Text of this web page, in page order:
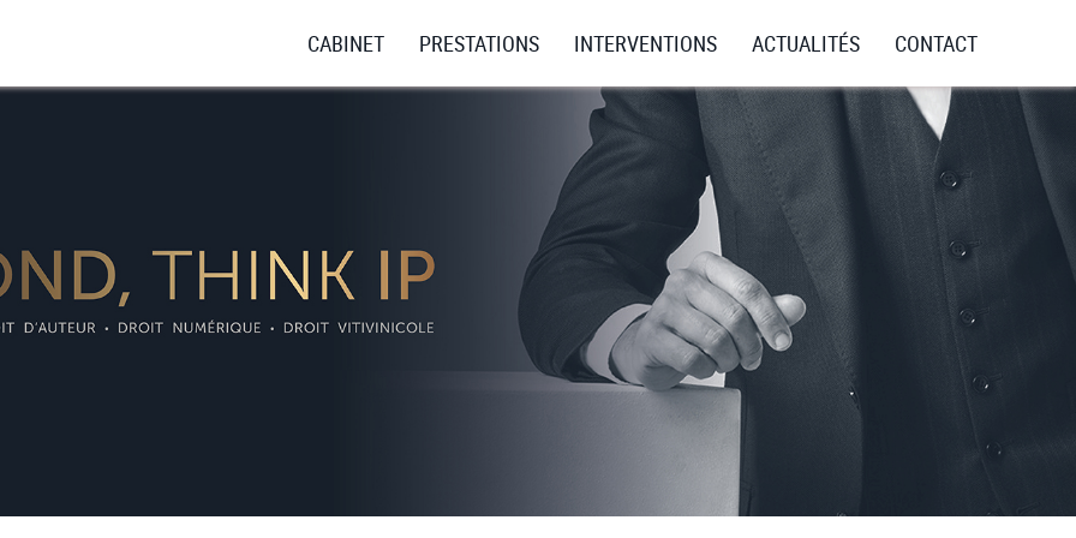
CABINET PRESTATIONS INTERVENTIONS ACTUALITÉS CONTACT